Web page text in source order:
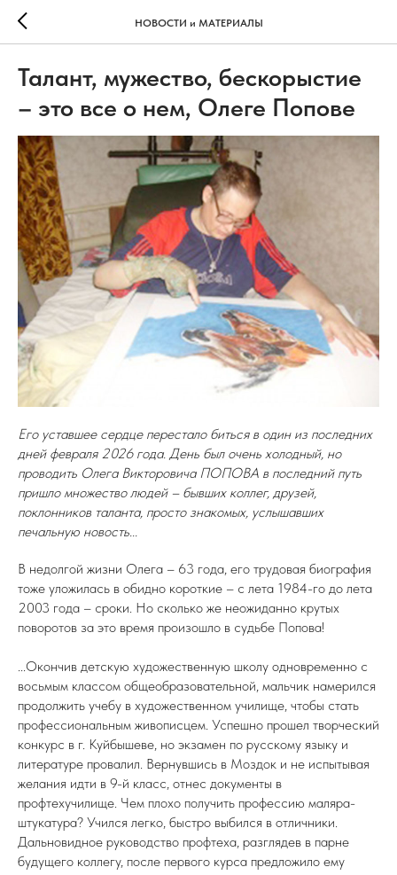
НОВОСТИ и МАТЕРИАЛЫ
Талант, мужество, бескорыстие
– это все о нем, Олеге Попове
Его уставшее сердце перестало биться в один из последних
дней февраля 2026 года. День был очень холодный, но
проводить Олега Викторовича ПОПОВА в последний путь
пришло множество людей – бывших коллег, друзей,
поклонников таланта, просто знакомых, услышавших
печальную новость...
В недолгой жизни Олега – 63 года, его трудовая биография
тоже уложилась в обидно короткие – с лета 1984-го до лета
2003 года – сроки. Но сколько же неожиданно крутых
поворотов за это время произошло в судьбе Попова!
...Окончив детскую художественную школу одновременно с
восьмым классом общеобразовательной, мальчик намерился
продолжить учебу в художественном училище, чтобы стать
профессиональным живописцем. Успешно прошел творческий
конкурс в г. Куйбышеве, но экзамен по русскому языку и
литературе провалил. Вернувшись в Моздок и не испытывая
желания идти в 9-й класс, отнес документы в
профтехучилище. Чем плохо получить профессию маляра-
штукатура? Учился легко, быстро выбился в отличники.
Дальновидное руководство профтеха, разглядев в парне
будущего коллегу, после первого курса предложило ему